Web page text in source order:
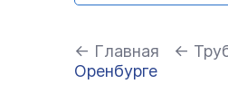
← Главная ←
Оренбурге